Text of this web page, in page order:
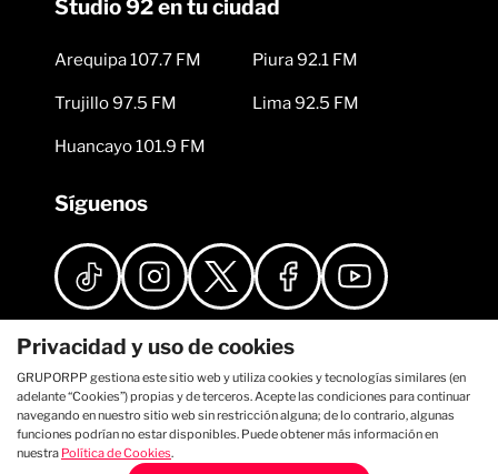
Studio 92 en tu ciudad
Arequipa 107.7 FM
Trujillo 97.5 FM
Huancayo 101.9 FM
Piura 92.1 FM
Lima 92.5 FM
Síguenos
Privacidad y uso de cookies
GRUPORPP gestiona este sitio web y utiliza cookies y tecnologías similares (en
adelante “Cookies”) propias y de terceros. Acepte las condiciones para continuar
navegando en nuestro sitio web sin restricción alguna; de lo contrario, algunas
funciones podrían no estar disponibles. Puede obtener más información en
nuestra Política de Cookies.